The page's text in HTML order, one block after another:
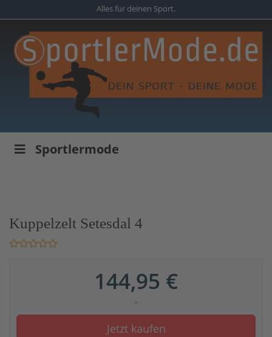
to
content
Alles für deinen Sport.
Sportlermode
Kuppelzelt Setesdal 4
144,95 €
*
Jetzt kaufen